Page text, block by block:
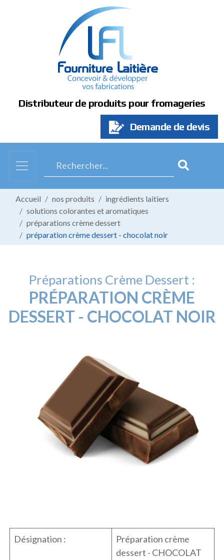
Distributeur de produits pour fromageries
Demande de devis
Accueil nos produits
ingrédients laitiers
solutions colorantes et aromatiques
préparations crème dessert
préparation crème dessert - chocolat noir
Préparations Crème Dessert :
PRÉPARATION CRÈME
DESSERT - CHOCOLAT NOIR
Désignation :
Préparation crème
dessert - CHOCOLAT
Panneau de gestion des cookies